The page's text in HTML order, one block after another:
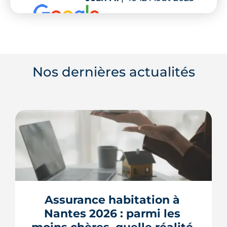
Nos dernières actualités
Assurance habitation à
Nantes 2026 : parmi les